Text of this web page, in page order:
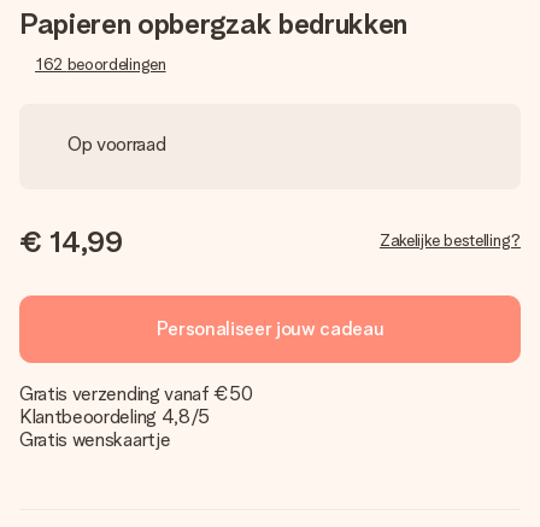
Papieren opbergzak bedrukken
162 beoordelingen
Op voorraad
€ 14,99 Zakelijke bestelling?
Personaliseer jouw cadeau
Gratis verzending vanaf €50
Klantbeoordeling 4,8/5
Gratis wenskaartje